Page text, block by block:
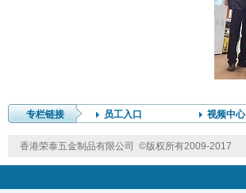
专栏链接 员工入口 视频中心
香港荣泰五金制品有限公司 ©版权所有2009-2017